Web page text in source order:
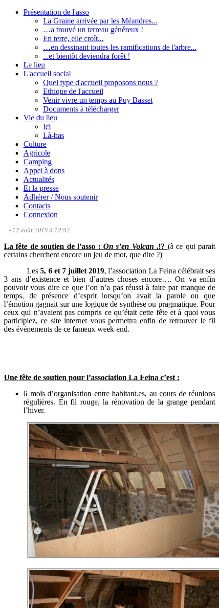
Présentation de l'asso
La Graine arrivée par les Méandres...
…a trouvé un terreau généreux !
En terre, elle croît...
…en dessinant toutes les ramifications de l'arbre...
...et bientôt deviendra forêt !
Le lieu
L'accueil social
Quel type d'accueil proposons nous ?
Ethique de l'accueil
Venir vivre un temps au Puy Basset
Documents à télécharger
Vie du lieu
Ici
Là-bas
Culture
Agricole
Camping
Appel à dons
Actualités
Et la presse
Adhérer / Nous soutenir
Contacts
Connexion
- 12 août 2019 à 12:52
La fête de soutien de l’asso : On s’en Volcan .!? (à ce qui parait
certains cherchent encore un jeu de mot, que dire ?)
Les5, 6 et 7 juillet 2019, l’association La Feina célébrait ses
3 ans d’existence et bien d’autres choses encore…. On va enfin
pouvoir vous dire ce que l’on n’a pas réussi à faire par manque de
temps, de présence d’esprit lorsqu’on avait la parole ou que
l’émotion gagnait sur une logique de synthèse ou pragmatique. Pour
ceux qui n’avaient pas compris ce qu’était cette fête et à quoi vous
participiez, ce site internet vous permettra enfin de retrouver le fil
des évènements de ce fameux week-end.
Une fête de soutien pour l’association La Feina c’est :
6 mois d’organisation entre habitant.es, au cours de réunions
régulières. En fil rouge, la rénovation de la grange pendant
l’hiver.